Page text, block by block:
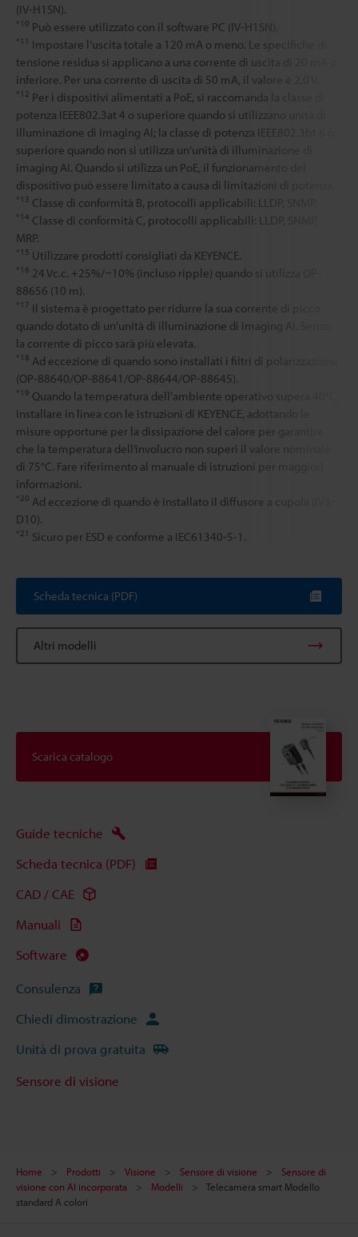
(IV-H1SN).
*10 Può essere utilizzato con il software PC (IV-H1SN).
*11 Impostare l’uscita totale a 120 mA o meno. Le specifiche di
tensione residua si applicano a una corrente di uscita di 20 mA o
inferiore. Per una corrente di uscita di 50 mA, il valore è 2,0 V.
*12 Per i dispositivi alimentati a PoE, si raccomanda la classe di
potenza IEEE802.3at 4 o superiore quando si utilizzano unità di
illuminazione di imaging AI; la classe di potenza IEEE802.3bt 6 o
superiore quando non si utilizza un’unità di illuminazione di
imaging AI. Quando si utilizza un PoE, il funzionamento del
dispositivo può essere limitato a causa di limitazioni di potenza.
*13 Classe di conformità B, protocolli applicabili: LLDP, SNMP.
*14 Classe di conformità C, protocolli applicabili: LLDP, SNMP,
MRP.
*15 Utilizzare prodotti consigliati da KEYENCE.
*16 24 Vc.c. +25%/−10% (incluso ripple) quando si utilizza OP-
88656 (10 m).
*17 Il sistema è progettato per ridurre la sua corrente di picco
quando dotato di un’unità di illuminazione di imaging AI. Senza,
la corrente di picco sarà più elevata.
*18 Ad eccezione di quando sono installati i filtri di polarizzazione
(OP-88640/OP-88641/OP-88644/OP-88645).
*19 Quando la temperatura dell’ambiente operativo supera 40°C,
installare in linea con le istruzioni di KEYENCE, adottando le
misure opportune per la dissipazione del calore per garantire
che la temperatura dell’involucro non superi il valore nominale
di 75°C. Fare riferimento al manuale di istruzioni per maggiori
informazioni.
*20 Ad eccezione di quando è installato il diffusore a cupola (IV3-
D10).
*21 Sicuro per ESD e conforme a IEC61340-5-1.
Scheda tecnica (PDF)
Altri modelli
Scarica catalogo
Guide tecniche
Scheda tecnica (PDF)
CAD / CAE
Manuali
Software
Consulenza
Chiedi dimostrazione
Unità di prova gratuita
Sensore di visione
Home Prodotti Visione Sensore di visione
Sensore di
visione con AI incorporata
Modelli
Telecamera smart Modello
standard A colori